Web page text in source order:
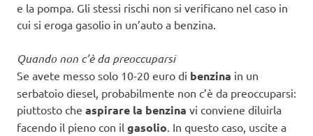
e la pompa. Gli stessi rischi non si verificano nel caso in
cui si eroga gasolio in un’auto a benzina.
Quando non c’è da preoccuparsi
Se avete messo solo 10-20 euro di benzina in un
serbatoio diesel, probabilmente non c’è da preoccuparsi:
piuttosto che aspirare la benzina vi conviene diluirla
facendo il pieno con il gasolio. In questo caso, uscite a